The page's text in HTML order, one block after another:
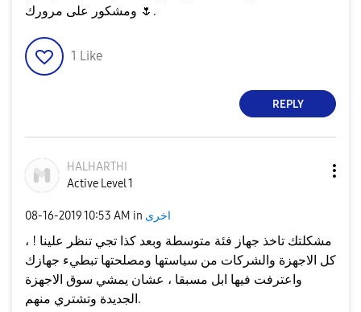
🌷 .
1 Like
REPLY
HALHARTHI
Active Level 1
‎08-16-201910:53 AM in اخرى
مشكلتك تاخذ جهاز فئة متوسطة وبعد كذا تجي تنظر علينا ! ،
كل الاجهزة والشركات من سياستها ومصلحتها تبطيء جهازك
واعترفت فيها ابل مسبقا ، عشان يمشي سوق الاجهزة
الجديدة وتشتري منهم.